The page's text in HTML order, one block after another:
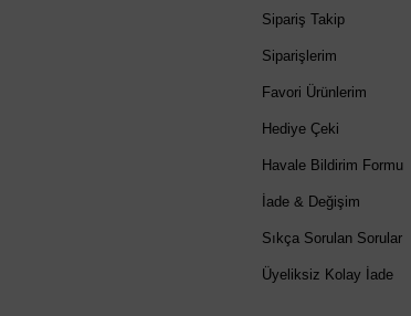
Sipariş Takip
Siparişlerim
Favori Ürünlerim
Hediye Çeki
Havale Bildirim Formu
İade & Değişim
Sıkça Sorulan Sorular
Üyeliksiz Kolay İade